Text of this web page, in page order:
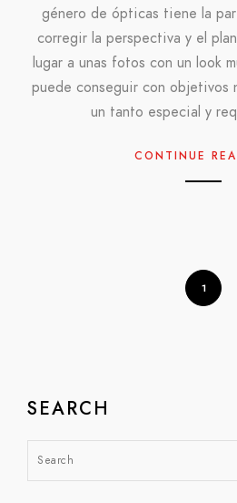
género de ópticas tiene la
corregir la perspectiva y el
lugar a unas fotos con un look
puede conseguir con objetivos
un tanto especial y
CONTINUE
1
SEARCH